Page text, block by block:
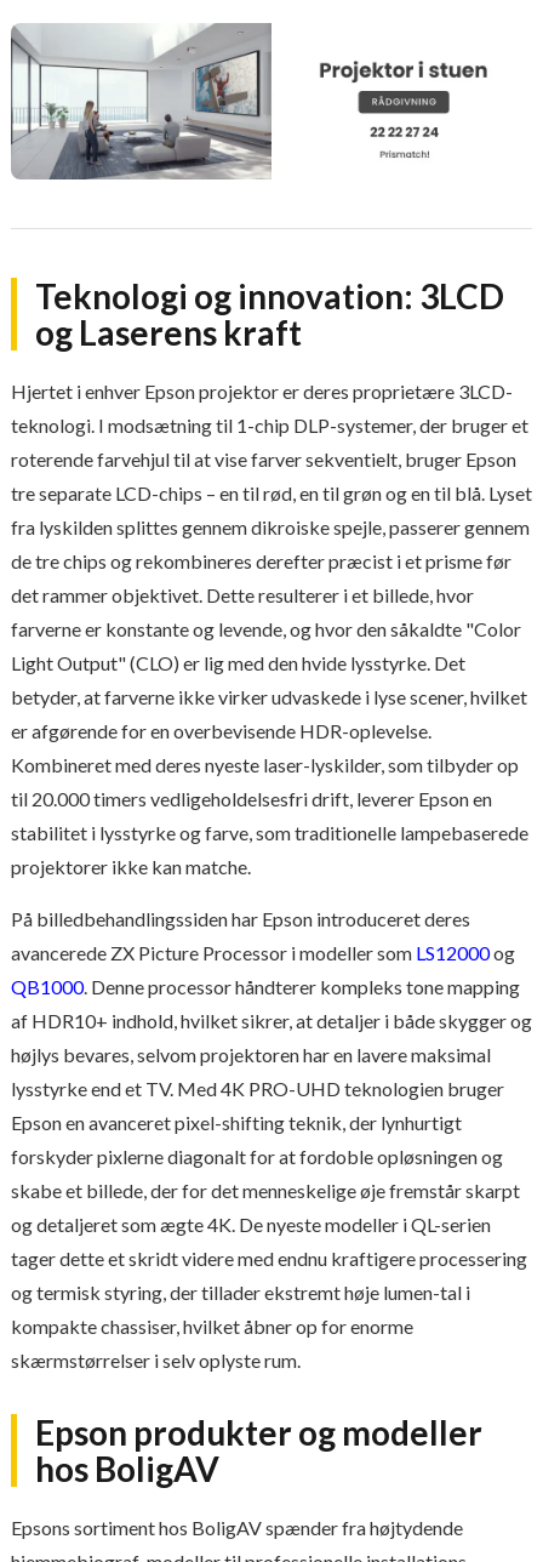
Teknologi og innovation: 3LCD
og Laserens kraft
Hjertet i enhver Epson projektor er deres proprietære 3LCD-
teknologi. I modsætning til 1-chip DLP-systemer, der bruger et
roterende farvehjul til at vise farver sekventielt, bruger Epson
tre separate LCD-chips – en til rød, en til grøn og en til blå. Lyset
fra lyskilden splittes gennem dikroiske spejle, passerer gennem
de tre chips og rekombineres derefter præcist i et prisme før
det rammer objektivet. Dette resulterer i et billede, hvor
farverne er konstante og levende, og hvor den såkaldte "Color
Light Output" (CLO) er lig med den hvide lysstyrke. Det
betyder, at farverne ikke virker udvaskede i lyse scener, hvilket
er afgørende for en overbevisende HDR-oplevelse.
Kombineret med deres nyeste laser-lyskilder, som tilbyder op
til 20.000 timers vedligeholdelsesfri drift, leverer Epson en
stabilitet i lysstyrke og farve, som traditionelle lampebaserede
projektorer ikke kan matche.
På billedbehandlingssiden har Epson introduceret deres
avancerede ZX Picture Processor i modeller som LS12000og
QB1000. Denne processor håndterer kompleks tone mapping
af HDR10+ indhold, hvilket sikrer, at detaljer i både skygger og
højlys bevares, selvom projektoren har en lavere maksimal
lysstyrke end et TV. Med 4K PRO-UHD teknologien bruger
Epson en avanceret pixel-shifting teknik, der lynhurtigt
forskyder pixlerne diagonalt for at fordoble opløsningen og
skabe et billede, der for det menneskelige øje fremstår skarpt
og detaljeret som ægte 4K. De nyeste modeller i QL-serien
tager dette et skridt videre med endnu kraftigere processering
og termisk styring, der tillader ekstremt høje lumen-tal i
kompakte chassiser, hvilket åbner op for enorme
skærmstørrelser i selv oplyste rum.
Epson produkter og modeller
hos BoligAV
Epsons sortiment hos BoligAV spænder fra højtydende